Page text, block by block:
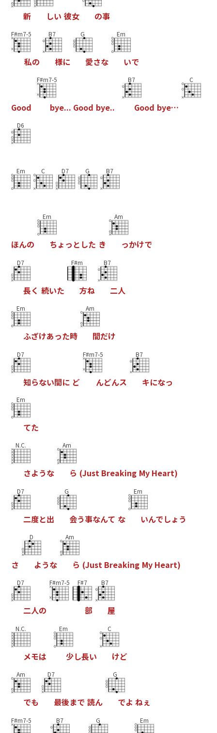
新 しい 彼女 の事
F#m7-5
私の
B7
様に
G
愛さな
Em
いで
Good
F#m7-5
bye... Good bye..
B7
Good bye…
C
D6
Em C D7 G B7
ほんの
Em
ちょ っ と した き
Am
っかけで
D7
長く 続いた
F#m
方ね
B7
二人
Em
ふざけあった時
Am
間だけ
D7
知らない間に ど
F#m7-5
んどんス
B7
キになっ
Em
てた
N.C.
さような
Am
ら (Just Breaking My Heart)
D7
二度と出
G
会う事なんて な
Em
いんでしょ う
さ
D
ような
Am
ら (Just Breaking My Heart)
D7
二人の
F#m7-5 F#7
部
B7
屋
N.C.
メモは
Em
少し長い
C
けど
Am
でも
D7
最後まで 読ん
G
でよ ねぇ
F#m7-5 B7 G Em